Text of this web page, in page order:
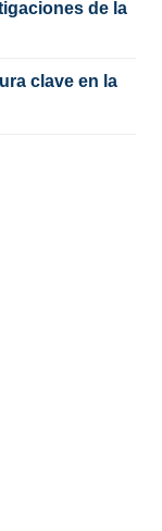
de la
clave en la